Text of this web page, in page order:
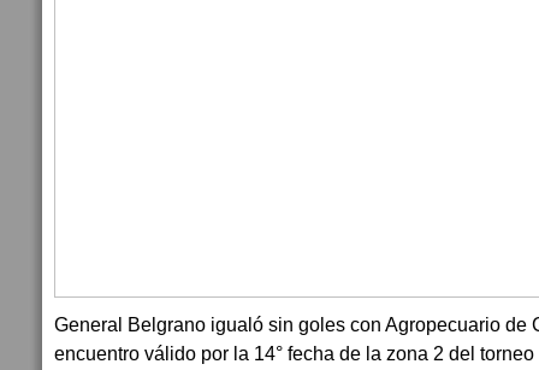
General Belgrano igualó sin goles con Agropecuario de
encuentro válido por la 14° fecha de la zona 2 del